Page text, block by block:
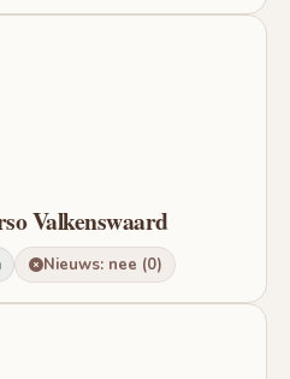
Valkenswaard
Nieuws: nee (0)